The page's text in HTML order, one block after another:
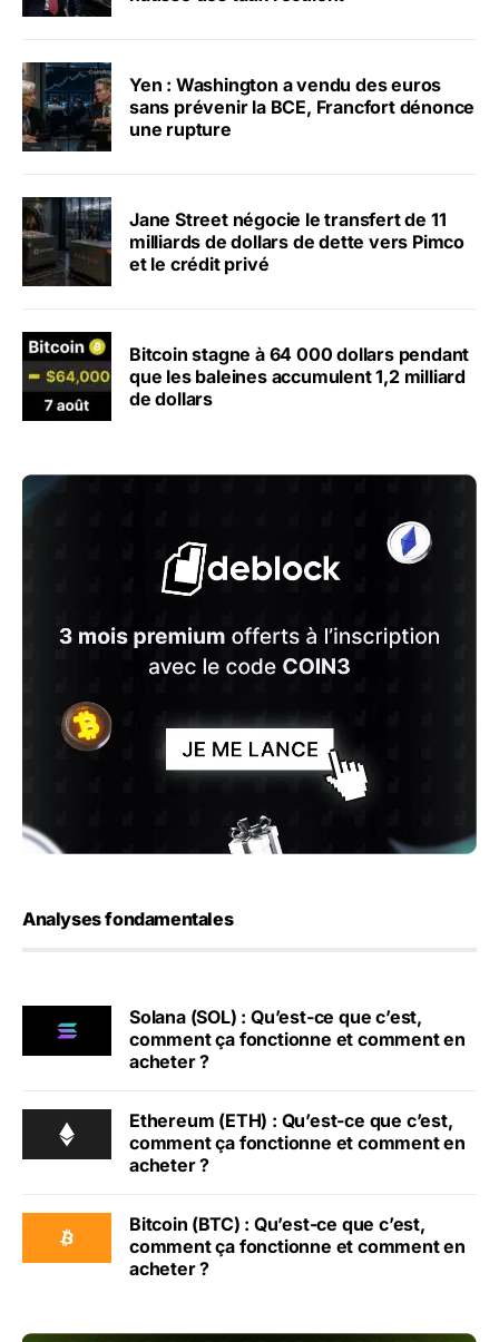
Yen : Washington a vendu des euros
sans prévenir la BCE, Francfort dénonce
une rupture
Jane Street négocie le transfert de 11
milliards de dollars de dette vers Pimco
et le crédit privé
Bitcoin stagne à 64 000 dollars pendant
que les baleines accumulent 1,2 milliard
de dollars
Analyses fondamentales
Solana (SOL) : Qu’est-ce que c’est,
comment ça fonctionne et comment en
acheter ?
Ethereum (ETH) : Qu’est-ce que c’est,
comment ça fonctionne et comment en
acheter ?
Bitcoin (BTC) : Qu’est-ce que c’est,
comment ça fonctionne et comment en
acheter ?